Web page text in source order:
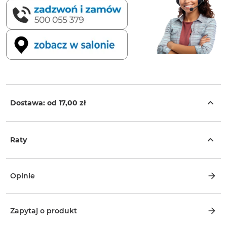
Dostawa: od 17,00 zł
Raty
Opinie
Zapytaj o produkt